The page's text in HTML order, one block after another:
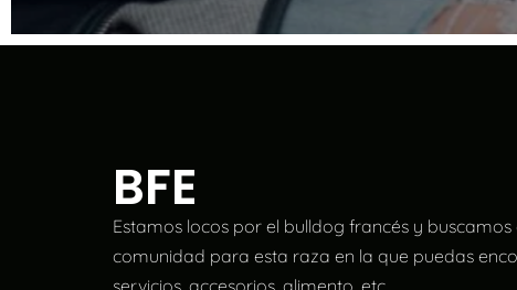
BFE
Estamos locos por el bulldog francés y buscamos
comunidad para esta raza en la que puedas